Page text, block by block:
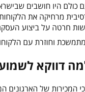
היו חושבים
מרחיקה את
חרטה על ביצוע
וחוזרת עם
דווקא